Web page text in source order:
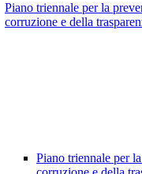
Piano triennale per la
corruzione e della
Piano triennale per